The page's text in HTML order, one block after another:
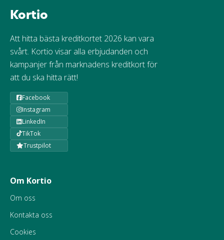
Kortio
Att hitta bästa kreditkortet 2026 kan vara
svårt. Kortio visar alla erbjudanden och
kampanjer från marknadens kreditkort för
att du ska hitta rätt!
Facebook
Instagram
LinkedIn
TikTok
Trustpilot
Om Kortio
Om oss
Kontakta oss
Cookies